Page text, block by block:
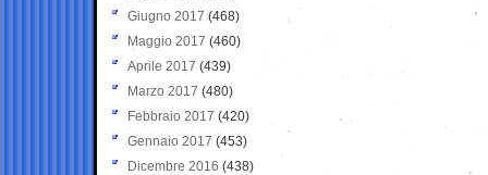
Giugno 2017 (468)
Maggio 2017 (460)
Aprile 2017 (439)
Marzo 2017 (480)
Febbraio 2017 (420)
Gennaio 2017 (453)
Dicembre 2016 (438)